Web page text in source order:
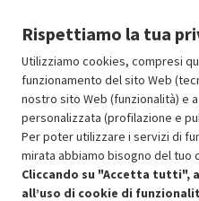
SCONTO
Approfitta dello sconto del
Rispettiamo la tua
Utilizziamo cookies, compresi
funzionamento del sito Web
nostro sito Web (funzionalità) e
personalizzata (profilazione e
Per poter utilizzare i servizi di
mirata abbiamo bisogno del tuo
Cliccando su "Accetta tutti",
all’uso di cookie di